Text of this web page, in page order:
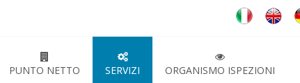
PUNTO NETTO SERVIZI ORGANISMO ISPEZIONI